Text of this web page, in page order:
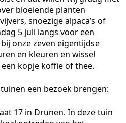
bloeiende planten
snoezige alpaca’s of
5 juli langs voor een
onze zeven eigentijdse
en kleuren en wissel
kopje koffie of thee.
een bezoek brengen:
17 in Drunen. In deze tuin